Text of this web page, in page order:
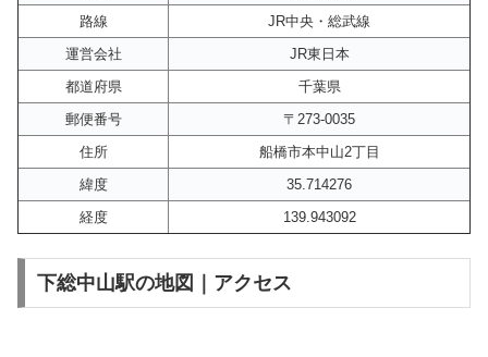
路線
JR中央・総武線
運営会社
JR東日本
都道府県
千葉県
郵便番号
〒273-0035
住所
船橋市本中山2丁目
緯度
35.714276
経度
139.943092
下総中山駅の地図｜アクセス